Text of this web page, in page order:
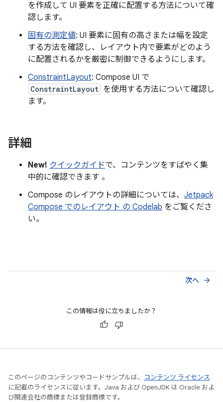
を作成して UI 要素を正確に配置する方法について確
認します。
固有の測定値: UI 要素に固有の高さまたは幅を設定
する方法を確認し、レイアウト内で要素がどのよう
に配置されるかを厳密に制御できるようにします。
ConstraintLayout: Compose UI で
ConstraintLayout を使用する方法について確認し
ます。
詳細
New! クイックガイドで、コンテンツをすばやく集
中的に確認できます 。
Compose のレイアウトの詳細については、 Jetpack
Compose でのレイアウト の Codelab をご覧くださ
い。
次へ arrow_forward
この情報は役に立ちましたか？
このページのコンテンツやコードサンプルは、
コンテンツ ライセンス
に記載のライセンスに従います。Java および OpenJDK は Oracle およ
び関連会社の商標または登録商標です。